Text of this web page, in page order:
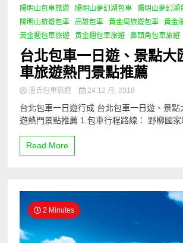
陽明山包車旅遊
陽明山夢幻湖包車
陽明山夢幻湖
陽明山旅遊包車
高雄包車 黃金周旅遊包車 黃金
黃金週包車旅遊
黄金週包車旅遊 鼻頭角包車旅遊
台北包車一日遊、景點大
車旅遊熱門景點推薦
潘氏包車旅遊 24 12 月, 2018
台北包車一日遊行成 台北包車一日遊、景點
遊熱門景點推薦 1.包車行程路線： 野柳國
Read More
2 Minutes